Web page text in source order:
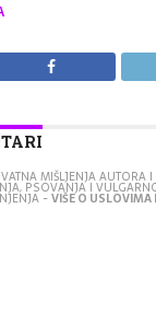
MIŠLJENJA
PSOVANJA I
-VIŠE O USLOVIMA